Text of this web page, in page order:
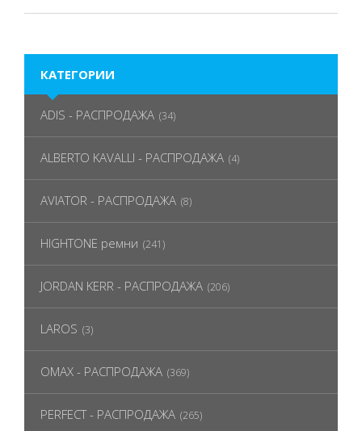
КАТЕГОРИИ
ADIS - РАСПРОДАЖА (34)
ALBERTO KAVALLI - РАСПРОДАЖА (4)
AVIATOR - РАСПРОДАЖА (8)
HIGHTONE ремни (241)
JORDAN KERR - РАСПРОДАЖА (206)
LAROS (3)
OMAX - РАСПРОДАЖА (369)
PERFECT - РАСПРОДАЖА (265)